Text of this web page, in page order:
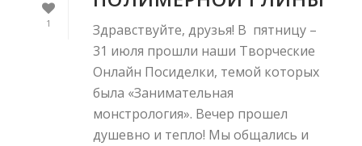
1
Здравствуйте, друзья! В пятницу –
31 июля прошли наши Творческие
Онлайн Посиделки, темой которых
была «Занимательная
монстрология». Вечер прошел
душевно и тепло! Мы общались и